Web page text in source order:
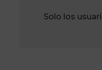
Solo los